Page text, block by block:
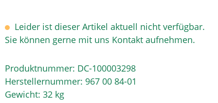
Leider ist dieser Artikel aktuell nicht verfügbar.
Sie können gerne mit uns Kontakt aufnehmen.
Produktnummer: DC-100003298
Herstellernummer: 967 00 84-01
Gewicht: 32 kg